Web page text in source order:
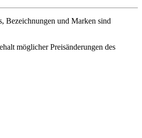
Bezeichnungen und Marken sind
möglicher Preisänderungen des